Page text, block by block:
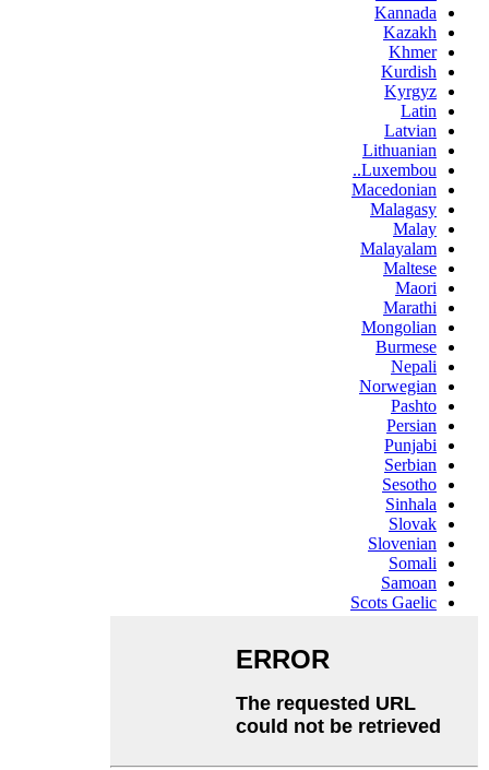
Kannada
Kazakh
Khmer
Kurdish
Kyrgyz
Latin
Latvian
Lithuanian
Luxembou..
Macedonian
Malagasy
Malay
Malayalam
Maltese
Maori
Marathi
Mongolian
Burmese
Nepali
Norwegian
Pashto
Persian
Punjabi
Serbian
Sesotho
Sinhala
Slovak
Slovenian
Somali
Samoan
Scots Gaelic
Tajik
Tamil